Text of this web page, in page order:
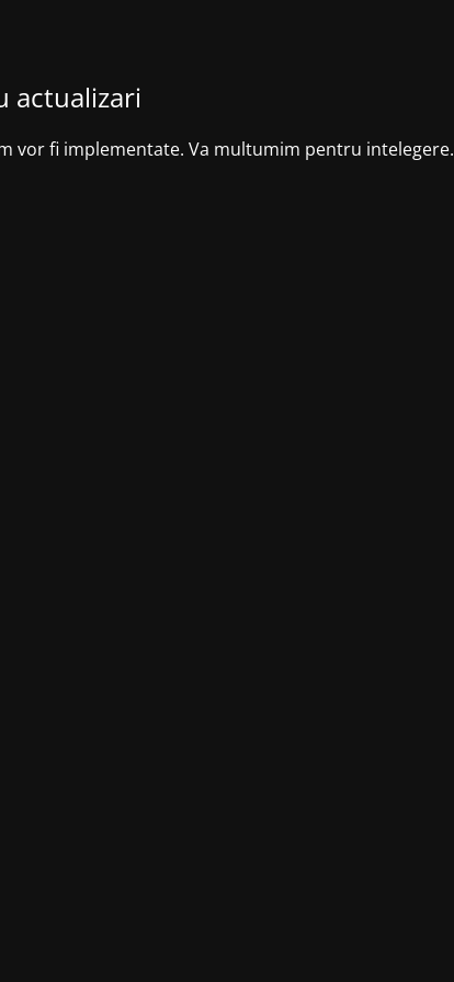
actualizari
vor fi implementate. Va multumim pentru intelegere.